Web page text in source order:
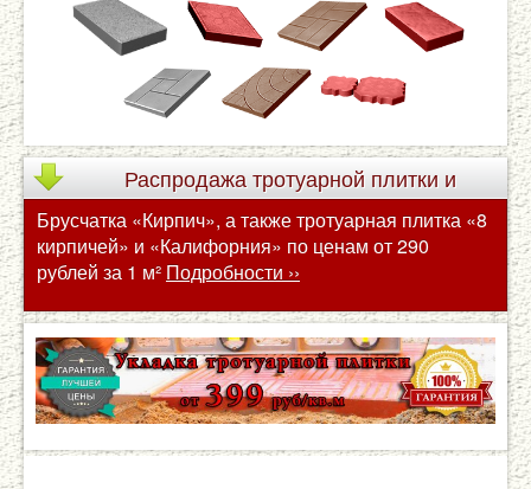
Распродажатротуарной плитки и
брусчатки по сниженным ценам
Брусчатка «Кирпич», а также тротуарная плитка «8
кирпичей» и «Калифорния» по ценам от 290
рублей за 1 м² Подробности ››